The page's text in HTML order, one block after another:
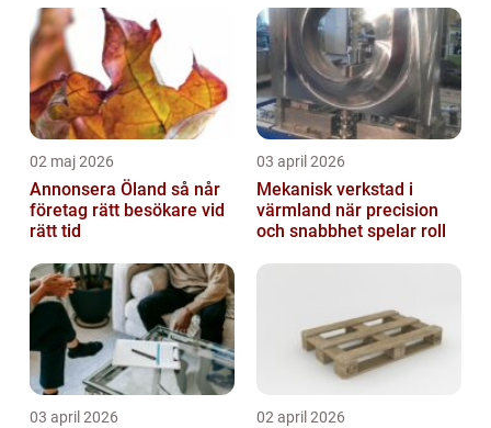
02 maj 2026
Annonsera Öland så når
företag rätt besökare vid
rätt tid
03 april 2026
Mekanisk verkstad i
värmland när precision
och snabbhet spelar roll
03 april 2026 02 april 2026